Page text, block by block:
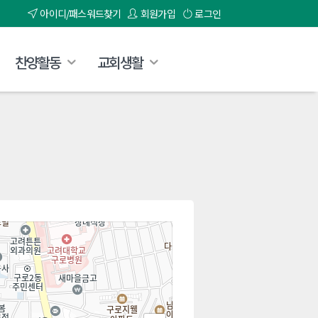
로그인
회원가입
아이디/패스워드찾기
찬양활동 교회생활